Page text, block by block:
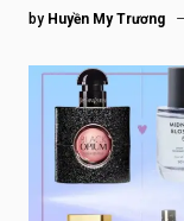
by Huyền My Trương